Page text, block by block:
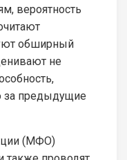
вероятность
обширный
не
за предыдущие
(МФО)